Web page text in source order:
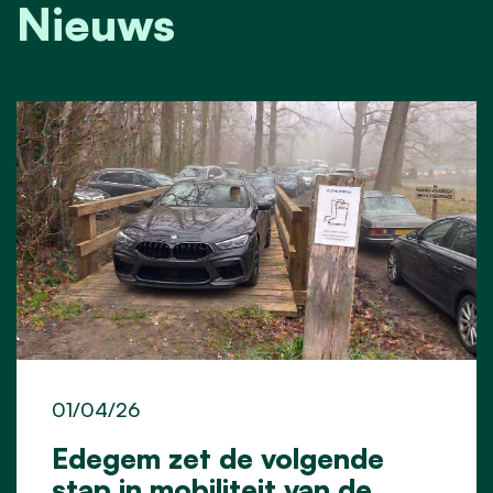
Nieuws
Edegem zet de volgende
01/04/26